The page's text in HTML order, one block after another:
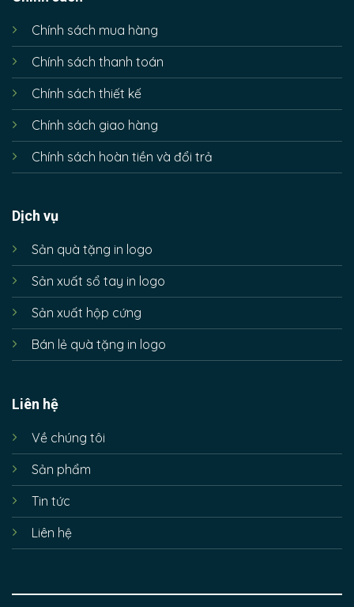
Chính sách mua hàng
Chính sách thanh toán
Chính sách thiết kế
Chính sách giao hàng
Chính sách hoàn tiền và đổi trả
Dịch vụ
Sản quà tặng in logo
Sản xuất sổ tay in logo
Sản xuất hộp cứng
Bán lẻ quà tặng in logo
Liên hệ
Về chúng tôi
Sản phẩm
Tin tức
Liên hệ